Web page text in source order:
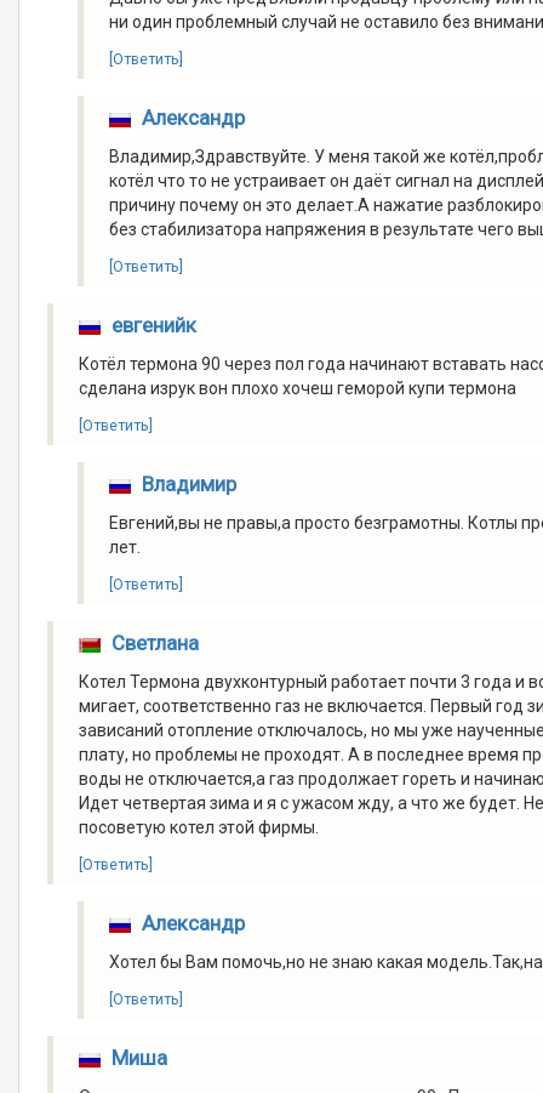
ни один проблемный случай не оставило без
[Ответить]
Александр
Владимир,Здравствуйте. У меня такой же
котёл что то не устраивает он даёт сигнал на
причину почему он это делает.А нажатие
без стабилизатора напряжения в результате чего
[Ответить]
евгенийк
Котёл термона 90 через пол года начинают вставать
сделана изрук вон плохо хочеш геморой купи термона
[Ответить]
Владимир
Евгений,вы не правы,а просто безграмотны. Котлы
лет.
[Ответить]
Светлана
Котел Термона двухконтурный работает почти 3 года и
мигает, соответственно газ не включается. Первый год
зависаний отопление отключалось, но мы уже
плату, но проблемы не проходят. А в последнее время
воды не отключается,а газ продолжает гореть и
Идет четвертая зима и я с ужасом жду, а что же будет.
посоветую котел этой фирмы.
[Ответить]
Александр
Хотел бы Вам помочь,но не знаю какая
[Ответить]
Миша